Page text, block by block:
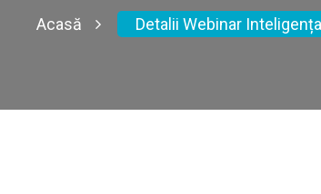
Acasă Detalii Webinar